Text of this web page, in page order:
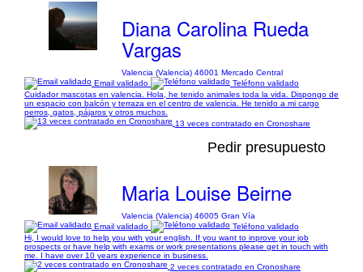
Diana Carolina Rueda
Vargas
Valencia (Valencia) 46001 Mercado Central
Email validado
Teléfono validado
Cuidador mascotas en valencia. Hola, he tenido animales toda la vida. Dispongo de
un espacio con balcón y terraza en el centro de valencia. He tenido a mi cargo
perros, gatos, pájaros y otros muchos.
13 veces contratado en Cronoshare
Pedir presupuesto
Maria Louise Beirne
Valencia (Valencia) 46005 Gran Vía
Email validado
Teléfono validado
Hi, I would love to help you with your english. If you want to inprove your job
prospects or have help with exams or work presentations please get in touch with
me. I have over 10 years experience in business.
2 veces contratado en Cronoshare